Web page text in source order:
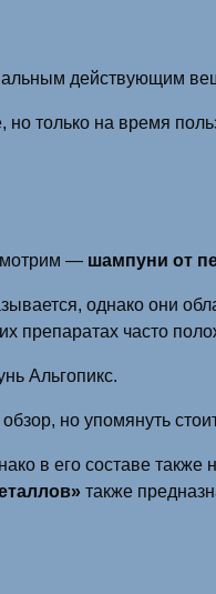
действующим
только на время
— шампуни от
однако они
препаратах часто
Альгопикс.
но упомянуть
в его составе также
также